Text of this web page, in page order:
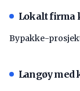
Lokalt firma
Bypakke-
Langøy med